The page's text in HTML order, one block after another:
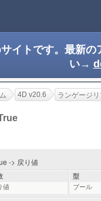
イトです。最新
い→
4D v20.6 ランゲージ
-> 戻り値
型
値
ブール